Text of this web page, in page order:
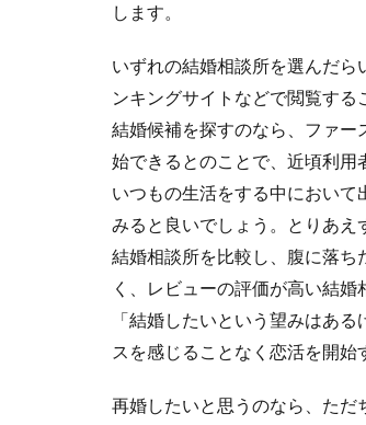
します。
いずれの結婚相談所を選んだ
ンキングサイトなどで閲覧する
結婚候補を探すのなら、ファ
始できるとのことで、近頃利用
いつもの生活をする中におい
みると良いでしょう。とりあえ
結婚相談所を比較し、腹に落
く、レビューの評価が高い結婚
「結婚したいという望みはあ
スを感じることなく恋活を開始
再婚したいと思うのなら、ただ